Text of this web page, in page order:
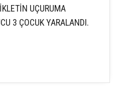
UÇURUMA
3 ÇOCUK YARALANDI.